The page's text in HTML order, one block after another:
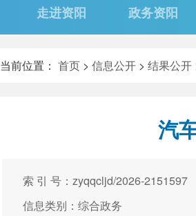
走进资阳 政务资阳
当前位置： 首页 > 信息公开 > 结果公开
汽
索 引 号：zyqqcljd/2026-2151597
信息类别：综合政务